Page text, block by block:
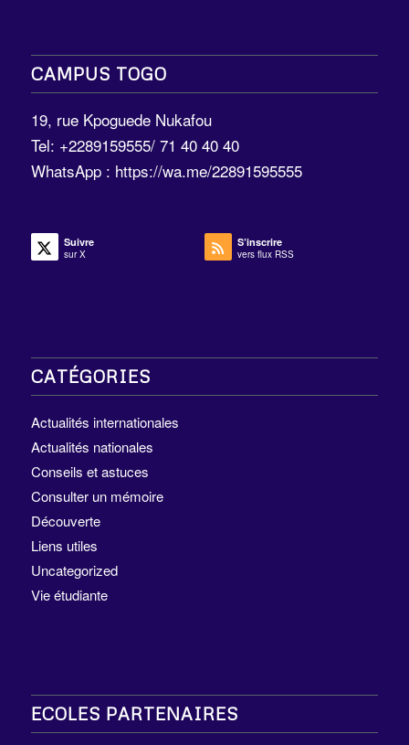
CAMPUS TOGO
19, rue Kpoguede Nukafou
Tel: +2289159555/ 71 40 40 40
WhatsApp : https://wa.me/22891595555
Suivre
sur X
S’inscrire
vers flux RSS
CATÉGORIES
Actualités internationales
Actualités nationales
Conseils et astuces
Consulter un mémoire
Découverte
Liens utiles
Uncategorized
Vie étudiante
ECOLES PARTENAIRES